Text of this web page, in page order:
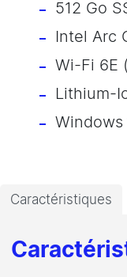
512 Go
Intel Arc
Wi-Fi 6E
Lithium-
Windows
Caractéristiques